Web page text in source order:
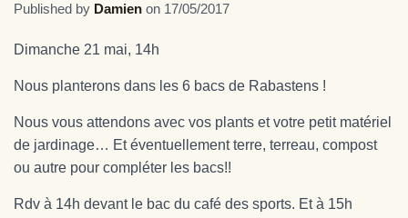
V
I
Published by Damien on 17/05/2017
Dimanche 21 mai, 14h
Nous planterons dans les 6 bacs de Rabastens !
Nous vous attendons avec vos plants et votre petit matériel
de jardinage… Et éventuellement terre, terreau, compost
ou autre pour compléter les bacs!!
Rdv à 14h devant le bac du café des sports. Et à 15h